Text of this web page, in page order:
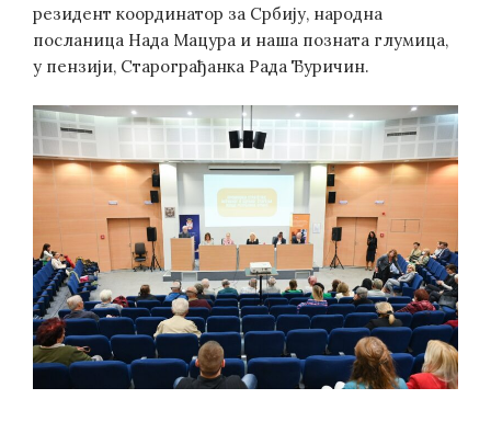
резидент координатор за Србију, народна
посланица Нада Мацура и наша позната глумица,
у пензији, Старограђанка Рада Ђуричин.